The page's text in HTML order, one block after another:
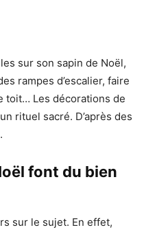
sur son sapin de Noël,
rampes d’escalier, faire
toit… Les décorations de
rituel sacré. D’après des
font du bien
sur le sujet. En effet,